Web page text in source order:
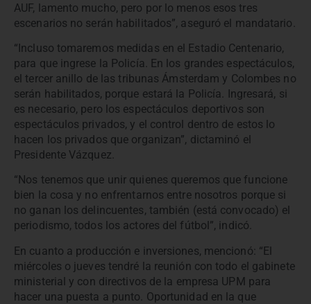
AUF, lamento mucho, pero por lo menos esos tres
escenarios no serán habilitados”, aseguró el mandatario.
“Incluso tomaremos medidas en el Estadio Centenario,
para que ingrese la Policía. En los grandes espectáculos,
el tercer anillo de las tribunas Ámsterdam y Colombes no
serán habilitados, porque estará la Policía. Ingresará, si
es necesario, pero los espectáculos deportivos son
espectáculos privados, y el control dentro de estos lo
hacen los privados que organizan”, dictaminó el
Presidente Vázquez.
“Nos tenemos que unir quienes queremos que funcione
bien la cosa y no enfrentarnos entre nosotros porque si
no ganan los delincuentes, también (está convocado) el
periodismo, todos los actores del fútbol”, indicó.
En cuanto a producción e inversiones, mencionó: “El
miércoles o jueves tendré la reunión con todo el gabinete
ministerial y con directivos de la empresa UPM para
hacer una puesta a punto. Oportunidad en la que